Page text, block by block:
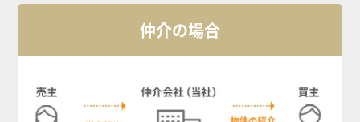
仲介の場合